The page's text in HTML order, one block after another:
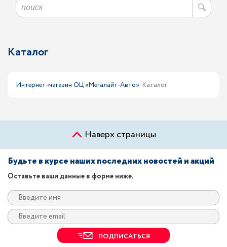
Каталог
Интернет-магазин ОЦ «Мегалайт-Авто» Каталог
Наверх страницы
Будьте в курсе наших последних новостей и акций
Оставьте ваши данные в форме ниже.
ПОДПИСАТЬСЯ